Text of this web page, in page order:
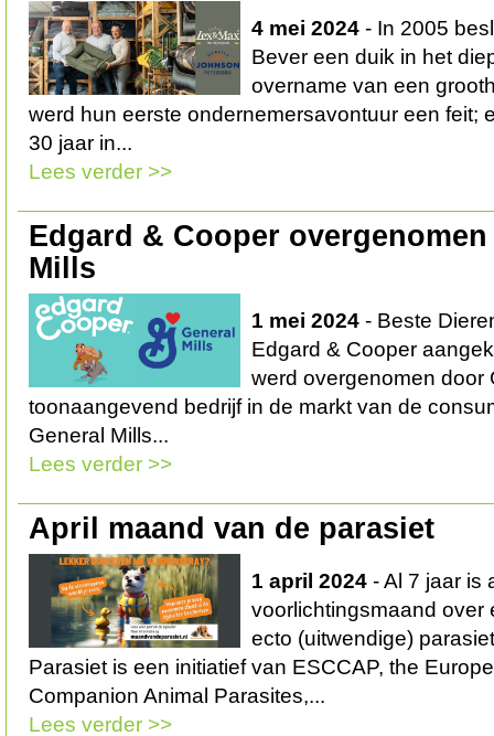
4 mei 2024 - In 2005
Bever een duik in het
overname van een
werd hun eerste ondernemersavontuur een feit;
30 jaar in...
Lees verder >>
Edgard & Cooper
Mills
1 mei 2024 - Beste
Edgard & Cooper
werd overgenomen door
toonaangevend bedrijf in de markt van de
General Mills...
Lees verder >>
April maand van de parasiet
1 april 2024 - Al 7 jaar is
voorlichtingsmaand over
ecto (uitwendige)
Parasiet is een initiatief van ESCCAP, the
Companion Animal Parasites,...
Lees verder >>